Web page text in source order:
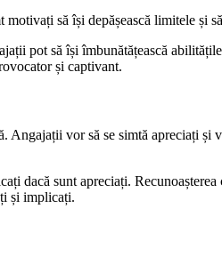
să își depășească limitele și
pot să își îmbunătățească
și captivant.
Angajații vor să se simtă apreciați
dacă sunt apreciați.
și implicați.